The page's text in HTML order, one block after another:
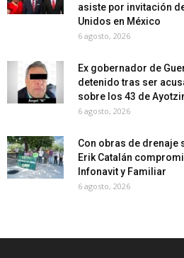
asiste por invitación
Unidos en México
6 agosto, 2026
Ex gobernador de
detenido tras ser
sobre los 43 de
6 agosto, 2026
Con obras de drenaje
Erik Catalán
Infonavit y Familiar
6 agosto, 2026